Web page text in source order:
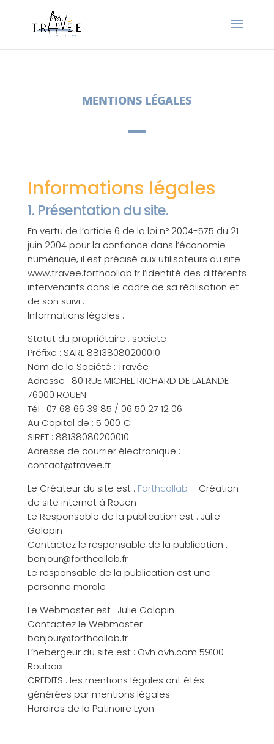
MENTIONS LÉGALES
Informations légales
1. Présentation du site.
En vertu de l’article 6 de la loi n° 2004-575 du 21
juin 2004 pour la confiance dans l’économie
numérique, il est précisé aux utilisateurs du site
www.travee.forthcollab.fr l’identité des différents
intervenants dans le cadre de sa réalisation et
de son suivi :
Informations légales :
Statut du propriétaire : societe
Préfixe : SARL 88138080200010
Nom de la Société : Travée
Adresse : 80 RUE MICHEL RICHARD DE LALANDE
76000 ROUEN
Tél : 07 68 66 39 85 / 06 50 27 12 06
Au Capital de : 5 000 €
SIRET : 88138080200010
Adresse de courrier électronique :
contact@travee.fr
Le Créateur du site est : Forthcollab – Création
de site internet à Rouen
Le Responsable de la publication est : Julie
Galopin
Contactez le responsable de la publication :
bonjour@forthcollab.fr
Le responsable de la publication est une
personne morale
Le Webmaster est : Julie Galopin
Contactez le Webmaster :
bonjour@forthcollab.fr
L’hebergeur du site est : Ovh ovh.com 59100
Roubaix
CREDITS : les mentions légales ont étés
générées par mentions légales
Horaires de la Patinoire Lyon